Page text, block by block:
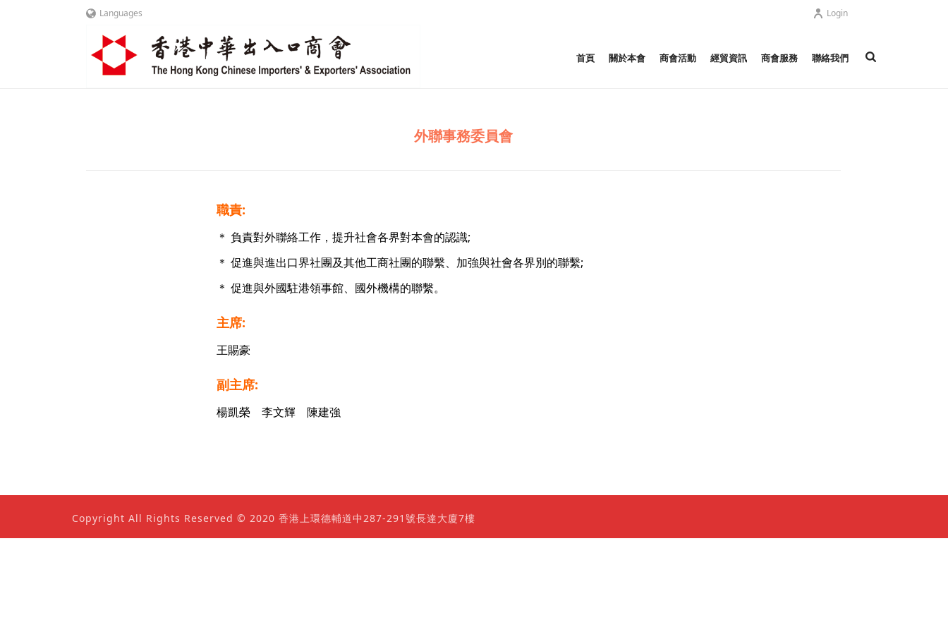
Languages Login
首頁 關於本會 商會活動 經貿資訊 商會服務 聯絡我們
外聯事務委員會
職責:
＊ 負責對外聯絡工作，提升社會各界對本會的認識;
＊ 促進與進出口界社團及其他工商社團的聯繫、加強與社會各界別的聯繫;
＊ 促進與外國駐港領事館、國外機構的聯繫。
主席:
王賜豪
副主席:
楊凱榮 李文輝 陳建強
Copyright All Rights Reserved © 2020 香港上環德輔道中287-291號長達大廈7樓